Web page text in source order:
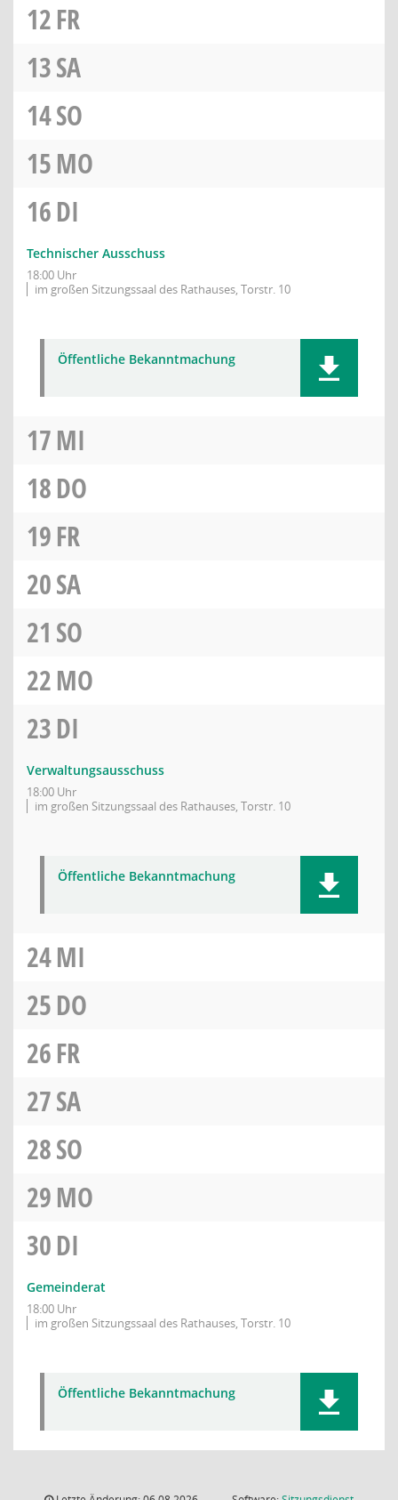
12FR
13SA
14SO
15MO
16DI
Technischer Ausschuss
18:00 Uhr
im großen Sitzungssaal des Rathauses, Torstr. 10
Öffentliche Bekanntmachung
17MI
18DO
19FR
20SA
21 SO
22MO
23DI
Verwaltungsausschuss
18:00 Uhr
im großen Sitzungssaal des Rathauses, Torstr. 10
Öffentliche Bekanntmachung
24MI
25DO
26FR
27SA
28SO
29MO
30DI
Gemeinderat
18:00 Uhr
im großen Sitzungssaal des Rathauses, Torstr. 10
Öffentliche Bekanntmachung